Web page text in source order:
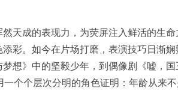
成的表现力，为荧屏注入鲜活的生
彩。如今在片场打磨，表演技巧日渐
想》中的坚毅少年，到偶像剧《嘘，
个个层次分明的角色证明：年龄从来